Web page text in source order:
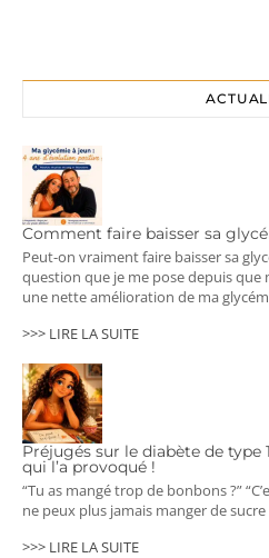
Comment faire baisser sa
Peut-on vraiment faire baisser sa
question que je me pose depuis que
une nette amélioration de ma
>>> LIRE LA SUITE
Préjugés sur le diabète de type
qui l’a provoqué !
“Tu as mangé trop de bonbons ?”
ne peux plus jamais manger de
>>> LIRE LA SUITE